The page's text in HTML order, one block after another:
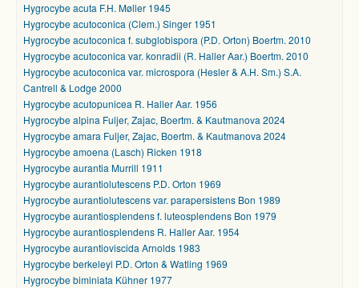
Hygrocybe acuta F.H. Møller 1945
Hygrocybe acutoconica (Clem.) Singer 1951
Hygrocybe acutoconica f. subglobispora (P.D. Orton) Boertm. 2010
Hygrocybe acutoconica var. konradii (R. Haller Aar.) Boertm. 2010
Hygrocybe acutoconica var. microspora (Hesler & A.H. Sm.) S.A.
Cantrell & Lodge 2000
Hygrocybe acutopunicea R. Haller Aar. 1956
Hygrocybe alpina Fuljer, Zajac, Boertm. & Kautmanova 2024
Hygrocybe amara Fuljer, Zajac, Boertm. & Kautmanova 2024
Hygrocybe amoena (Lasch) Ricken 1918
Hygrocybe aurantia Murrill 1911
Hygrocybe aurantiolutescens P.D. Orton 1969
Hygrocybe aurantiolutescens var. parapersistens Bon 1989
Hygrocybe aurantiosplendens f. luteosplendens Bon 1979
Hygrocybe aurantiosplendens R. Haller Aar. 1954
Hygrocybe aurantioviscida Arnolds 1983
Hygrocybe berkeleyi P.D. Orton & Watling 1969
Hygrocybe biminiata Kühner 1977